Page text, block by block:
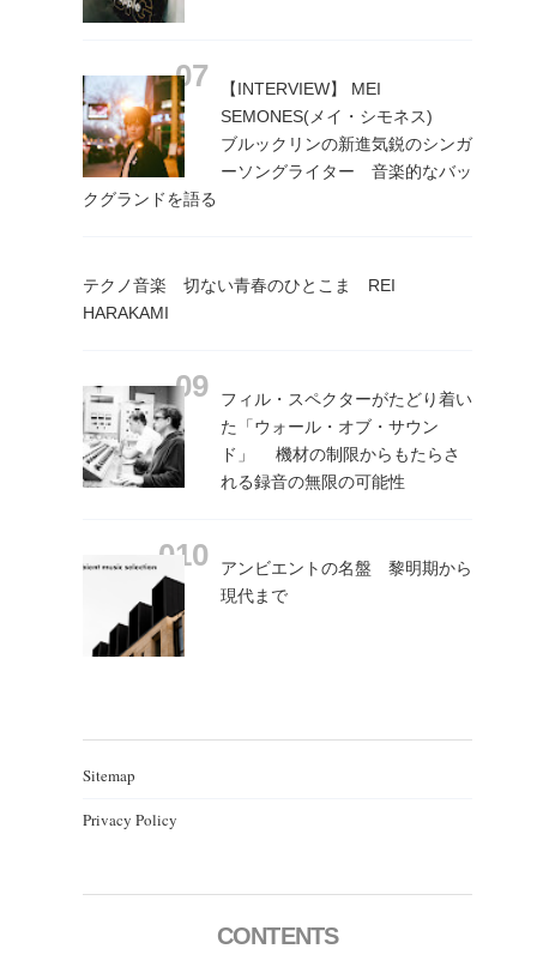
【INTERVIEW】 MEI
SEMONES(メイ・シモネス)
ブルックリンの新進気鋭のシンガ
ーソングライター 音楽的なバッ
クグランドを語る
テクノ音楽 切ない青春のひとこま REI
HARAKAMI
フィル・スペクターがたどり着い
た「ウォール・オブ・サウン
ド」 機材の制限からもたらさ
れる録音の無限の可能性
アンビエントの名盤 黎明期から
現代まで
Sitemap
Privacy Policy
CONTENTS